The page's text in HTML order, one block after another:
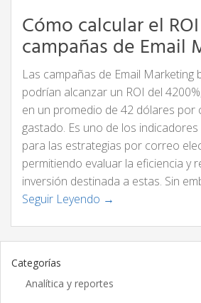
Cómo calcular el
campañas de Email
Las campañas de Email Marketing
podrían alcanzar un ROI del
en un promedio de 42 dólares por
gastado. Es uno de los
para las estrategias por correo
permitiendo evaluar la eficiencia y
inversión destinada a estas. Sin
Seguir Leyendo →
Categorías
Analítica y reportes